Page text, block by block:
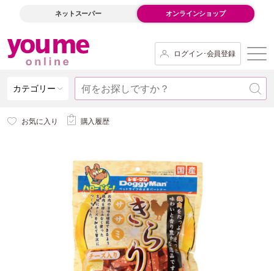
ネットスーパー オンラインショップ
ログイン･会員登録
カテゴリー
お気に入り 購入履歴